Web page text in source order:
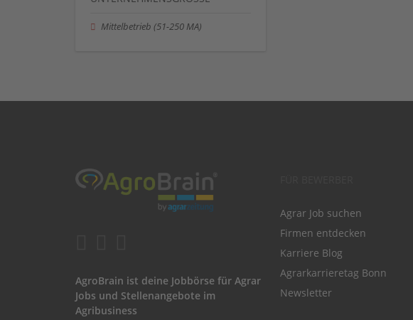
Mittelbetrieb (51-250 MA)
AgroBrain ist deine Jobbörse für Agrar
Jobs und Stellenangebote im
Agribusiness
Agrar Job suchen
Firmen entdecken
Karriere Blog
Agrarkarrieretag Bonn
Newsletter